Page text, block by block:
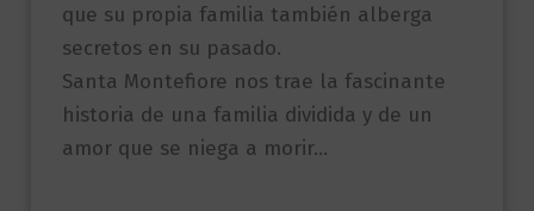
que su propia familia también alberga
secretos en su pasado.
Santa Montefiore nos trae la fascinante
historia de una familia dividida y de un
amor que se niega a morir…